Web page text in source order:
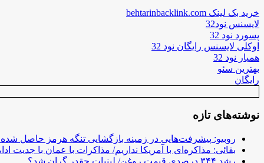
خرید بک لینک behtarinbacklink.com
لایسنس نود32
پسورد نود 32
اوکلی لایسنس رایگان نود 32
همیار نود 32
بهترین سئو
رایگان
نوشته‌های تازه
روبیو: پیشرفت‌هایی در زمینه بازگشایی تنگه هرمز حاصل
بقائی: مذاکره‌ای با آمریکا نداریم/ مذاکرات با عمان با جدیت
رشد ۳۴۴ درصدی قیمت روغن/ لبنیات چقدر گران شد؟